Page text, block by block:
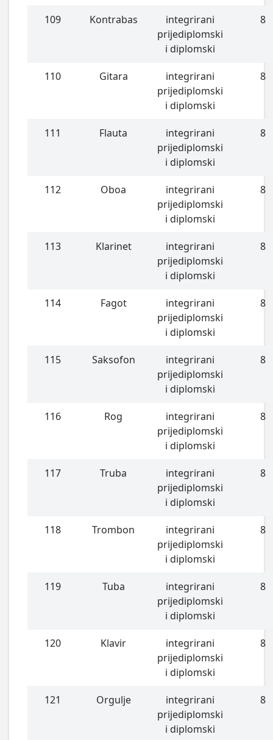
109 Kontrabas
integrirani
prijediplomski
i diplomski
8
110 Gitara
integrirani
prijediplomski
i diplomski
8
111 Flauta
integrirani
prijediplomski
i diplomski
8
112 Oboa
integrirani
prijediplomski
i diplomski
8
113 Klarinet
integrirani
prijediplomski
i diplomski
8
114 Fagot
integrirani
prijediplomski
i diplomski
8
115 Saksofon
integrirani
prijediplomski
i diplomski
8
116 Rog
integrirani
prijediplomski
i diplomski
8
117 Truba
integrirani
prijediplomski
i diplomski
8
118 Trombon
integrirani
prijediplomski
i diplomski
8
119 Tuba
integrirani
prijediplomski
i diplomski
8
120 Klavir
integrirani
prijediplomski
i diplomski
8
121 Orgulje
integrirani
prijediplomski
i diplomski
8